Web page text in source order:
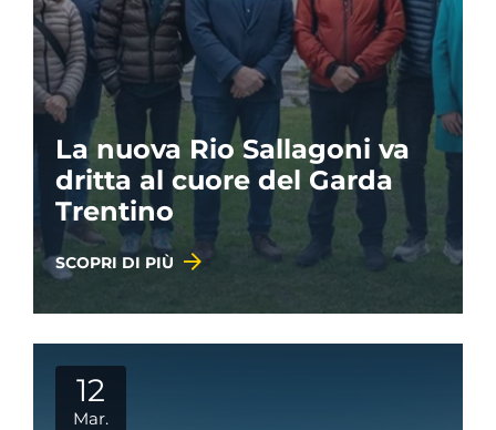
La nuova Rio Sallagoni va
dritta al cuore del Garda
Trentino
SCOPRI DI PIÙ
12
Mar.